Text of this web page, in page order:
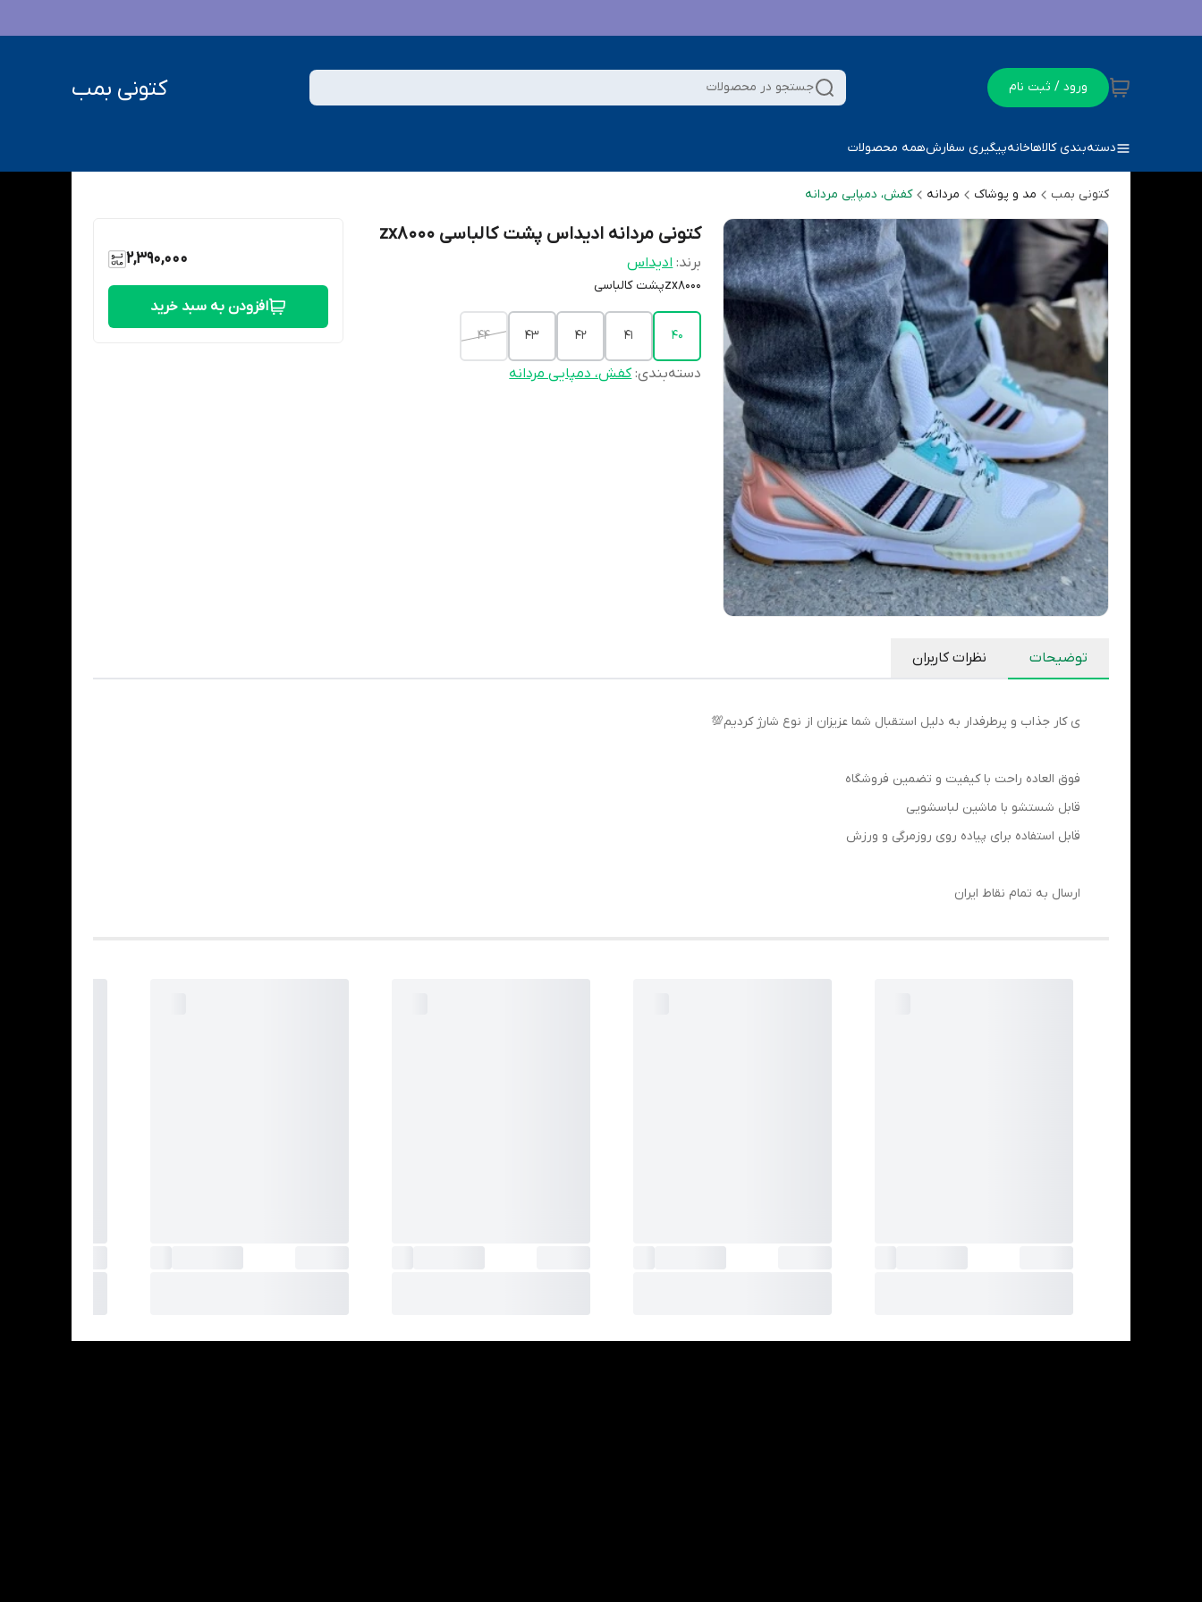
ورود / ثبت نام جستجو در محصولات کتونی بمب
دسته‌بندی کالاهاخانهپیگیری سفارشهمه محصولات
کتونی بمب مد و پوشاک مردانه کفش، دمپایی مردانه
کتونی مردانه ادیداس پشت کالباسی zx8000
برند: ادیداس
zx8000پشت کالباسی
40
41
42
43
44
دسته‌بندی:کفش، دمپایی مردانه
2,390,000
افزودن به سبد خرید
توضیحات نظرات کاربران
ی کار جذاب و پرطرفدار به دلیل استقبال شما عزیزان از نوع شارژ کردیم💯
فوق العاده راحت با کیفیت و تضمین فروشگاه
قابل شستشو با ماشین لباسشویی
قابل استفاده برای پیاده روی روزمرگی و ورزش
ارسال به تمام نقاط ایران